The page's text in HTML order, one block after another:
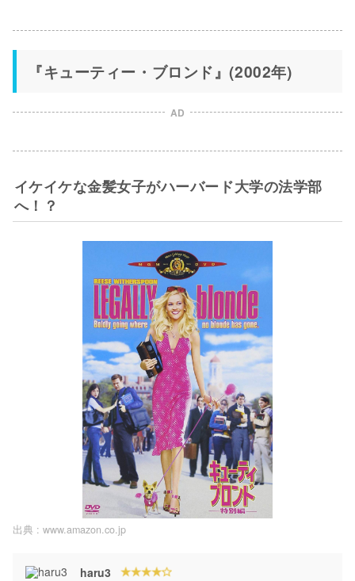
『キューティー・ブロンド』(2002年)
AD
イケイケな金髪女子がハーバード大学の法学部
へ！？
出典 : www.amazon.co.jp
haru3